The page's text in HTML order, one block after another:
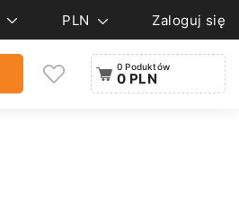
PLN Zaloguj się
0 Poduktów
0 PLN